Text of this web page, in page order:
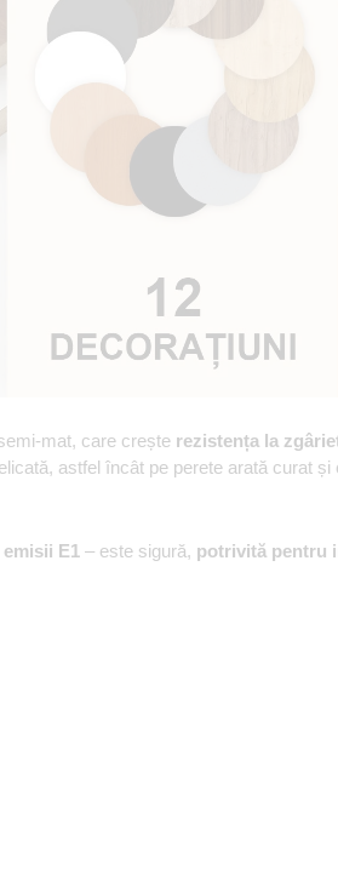
mat, care crește rezistența la
astfel încât pe perete arată curat
E1 – este sigură, potrivită pentru